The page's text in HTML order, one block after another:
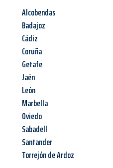
Alcobendas
Badajoz
Cádiz
Coruña
Getafe
Jaén
León
Marbella
Oviedo
Sabadell
Santander
Torrejón de Ardoz